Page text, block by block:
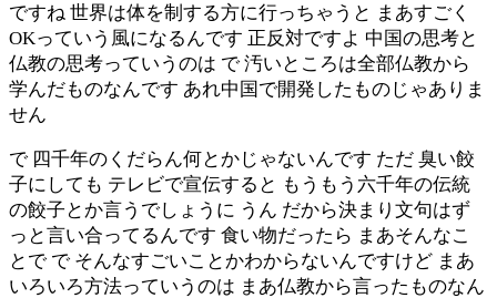
ですね 世界は体を制する方に行っちゃうと まあすごく
OKっていう風になるんです 正反対ですよ 中国の思考と
仏教の思考っていうのは で 汚いところは全部仏教から
学んだものなんです あれ中国で開発したものじゃありま
せん
で 四千年のくだらん何とかじゃないんです ただ 臭い餃
子にしても テレビで宣伝すると もうもう六千年の伝統
の餃子とか言うでしょうに うん だから決まり文句はず
っと言い合ってるんです 食い物だったら まあそんなこ
とで で そんなすごいことかわからないんですけど まあ
いろいろ方法っていうのは まあ仏教から言ったものなん